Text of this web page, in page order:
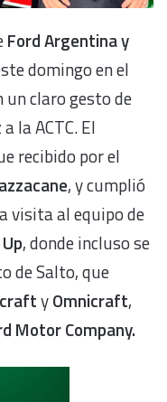
Ford Argentina y
domingo en el
claro gesto de
la ACTC. El
recibido por el
, y cumplió
visita al equipo de
, donde incluso se
de Salto, que
yOmnicraft,
Motor Company.